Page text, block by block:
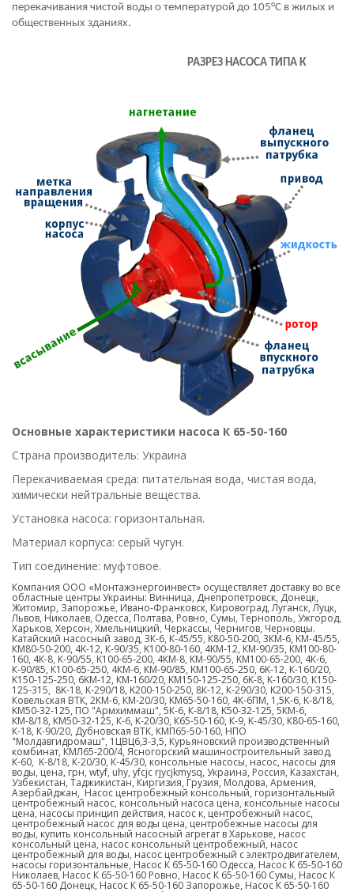
перекачивания чистой воды о температурой до 105°С в жилых и
общественных зданиях.
РАЗРЕЗ НАСОСА ТИПА К
Основные характеристики насоса К 65-50-160
Страна производитель: Украина
Перекачиваемая среда: питательная вода, чистая вода,
химически нейтральные вещества.
Установка насоса: горизонтальная.
Материал корпуса: серый чугун.
Тип соединение: муфтовое.
Компания ООО «Монтажэнергоинвест» осуществляет доставку во все
областные центры Украины: Винница, Днепропетровск, Донецк,
Житомир, Запорожье, Ивано-Франковск, Кировоград, Луганск, Луцк,
Львов, Николаев, Одесса, Полтава, Ровно, Сумы, Тернополь, Ужгород,
Харьков, Херсон, Хмельницкий, Черкассы, Чернигов, Черновцы.
Катайский насосный завод, 3К-6, К-45/55, К80-50-200, 3КМ-6, KM-45/55,
КМ80-50-200, 4K-12, К-90/35, K100-80-160, 4KM-12, КМ-90/35, КМ100-80-
160, 4К-8, К-90/55, K100-65-200, 4КМ-8, КМ-90/55, KM100-65-200, 4К-6,
К-90/85, К100-65-250, 4КМ-6, КМ-90/85, KM100-65-250, 6K-12, К-160/20,
K150-125-250, 6KM-12, КМ-160/20, KM150-125-250, 6K-8, K-160/30, К150-
125-315, 8K-18, K-290/18, K200-150-250, 8К-12, К-290/30, K200-150-315,
Ковельская ВТК, 2КМ-6, КМ-20/30, KM65-50-160, 4К-6ПМ, 1,5К-6, K-8/18,
KM50-32-125, ПО "Армхиммаш", 5К-6, К-8/18, K50-32-125, 5КМ-6,
КМ-8/18, КМ50-32-125, К-6, K-20/30, К65-50-160, К-9, K-45/30, К80-65-160,
К-18, К-90/20, Дубновская ВТК, КМП65-50-160, НПО
"Молдавгидромаш", 1ЦВЦ6,3-3,5, Курьяновский производственный
комбинат, КМЛ65-200/4, Ясногорский машиностроительный завод,
К-60, K-8/18, К-20/30, К-45/30, консольные насосы, насос, насосы для
воды, цена, грн, wtyf, uhy, yfcjc rjycjkmysq, Украина, Россия, Казахстан,
Узбекистан, Таджикистан, Киргизия, Грузия, Молдова, Армения,
Азербайджан, Насос центробежный консольный, горизонтальный
центробежный насос, консольный насоса цена, консольные насосы
цена, насосы принцип действия, насос к, центробежный насос,
центробежный насос для воды цена, центробежные насосы для
воды, купить консольный насосный агрегат в Харькове, насос
консольный цена, насос консольный центробежный, насос
центробежный для воды, насос центробежный с электродвигателем,
насосы горизонтальные, Насос К 65-50-160 Одесса, Насос К 65-50-160
Николаев, Насос К 65-50-160 Ровно, Насос К 65-50-160 Сумы, Насос К
65-50-160 Донецк, Насос К 65-50-160 Запорожье, Насос К 65-50-160